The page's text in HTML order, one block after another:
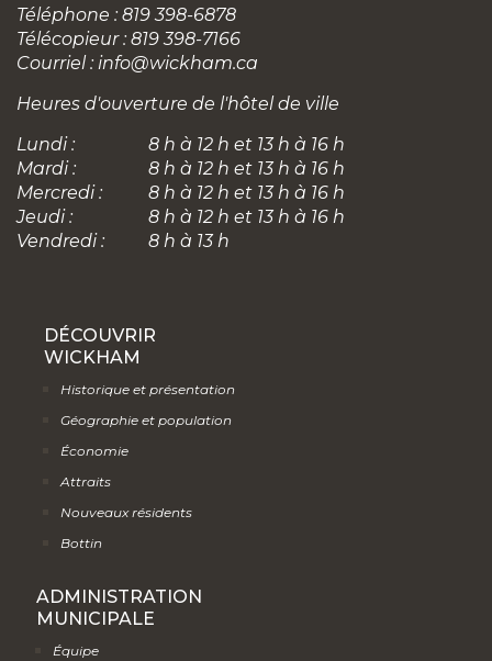
Téléphone : 819 398-6878
Télécopieur : 819 398-7166
Courriel : info@wickham.ca
Heures d'ouverture de l'hôtel de ville
Lundi :
8 h à 12 h et 13 h à 16 h
Mardi :
8 h à 12 h et 13 h à 16 h
Mercredi :
8 h à 12 h et 13 h à 16 h
Jeudi :
8 h à 12 h et 13 h à 16 h
Vendredi :
8 h à 13 h
DÉCOUVRIR
WICKHAM
Historique et présentation
Géographie et population
Économie
Attraits
Nouveaux résidents
Bottin
ADMINISTRATION
MUNICIPALE
Équipe